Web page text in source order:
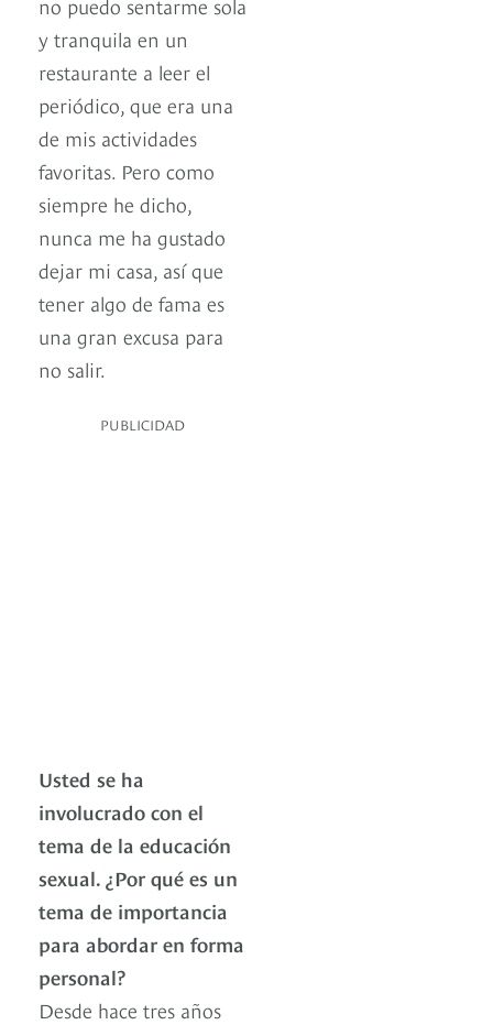
y tranquila en un
restaurante a leer el
periódico, que era una
de mis actividades
favoritas. Pero como
siempre he dicho,
nunca me ha gustado
dejar mi casa, así que
tener algo de fama es
una gran excusa para
no salir.
PUBLICIDAD
Usted se ha
involucrado con el
tema de la educación
sexual. ¿Por qué es un
tema de importancia
para abordar en forma
personal?
Desde hace tres años